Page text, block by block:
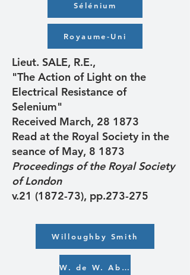
Sélénium
Royaume-Uni
Lieut. SALE, R.E.,
"The Action of Light on the
Electrical Resistance of
Selenium"
Received March, 28 1873
Read at the Royal Society in the
seance of May, 8 1873
Proceedings of the Royal Society
of London
v.21 (1872-73), pp.273-275
Willoughby Smith
W. de W. Abney